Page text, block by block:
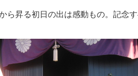
ら昇る初日の出は感動もの。記念